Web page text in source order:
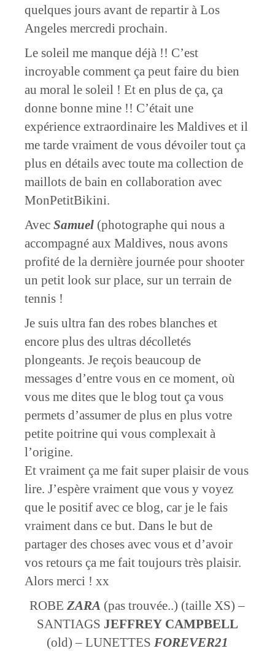
quelques jours avant de repartir à Los
Angeles mercredi prochain.
Le soleil me manque déjà !! C’est
incroyable comment ça peut faire du bien
au moral le soleil ! Et en plus de ça, ça
donne bonne mine !! C’était une
expérience extraordinaire les Maldives et il
me tarde vraiment de vous dévoiler tout ça
plus en détails avec toute ma collection de
maillots de bain en collaboration avec
MonPetitBikini.
AvecSamuel (photographe qui nous a
accompagné aux Maldives, nous avons
profité de la dernière journée pour shooter
un petit look sur place, sur un terrain de
tennis !
Je suis ultra fan des robes blanches et
encore plus des ultras décolletés
plongeants. Je reçois beaucoup de
messages d’entre vous en ce moment, où
vous me dites que le blog tout ça vous
permets d’assumer de plus en plus votre
petite poitrine qui vous complexait à
l’origine.
Et vraiment ça me fait super plaisir de vous
lire. J’espère vraiment que vous y voyez
que le positif avec ce blog, car je le fais
vraiment dans ce but. Dans le but de
partager des choses avec vous et d’avoir
vos retours ça me fait toujours très plaisir.
Alors merci ! xx
ROBEZARA (pas trouvée..) (taille XS) –
SANTIAGS JEFFREY CAMPBELL
(old) – LUNETTES FOREVER21